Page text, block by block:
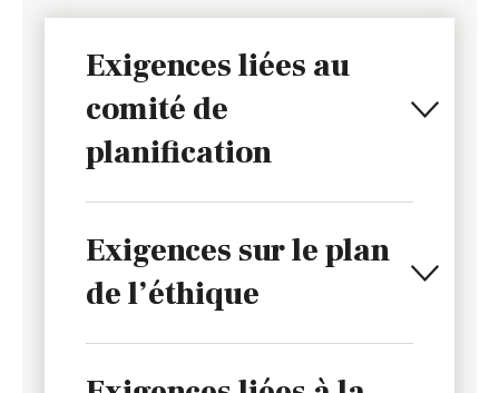
Exigences liées au
comité de
planification
Exigences sur le plan
de l’éthique